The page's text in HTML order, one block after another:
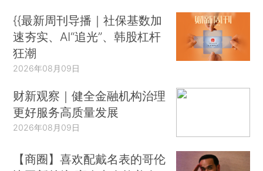
{{最新周刊导播｜社保基数加
速夯实、AI“追光”、韩股杠杆
狂潮
2026年08月09日
财新观察｜健全金融机构治理
更好服务高质量发展
2026年08月09日
【商圈】喜欢配戴名表的哥伦